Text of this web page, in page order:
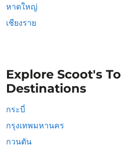
หาดใหญ่
เชียงราย
Explore Scoot's
Destinations
กระบี่
กรุงเทพมหานคร
กวนตัน